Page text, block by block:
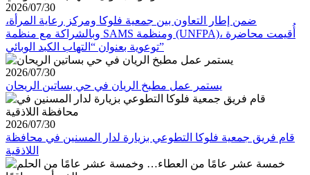
2026/07/30
ضمن إطار التعاون بين جمعية فلوكا ومركز رعاية المرأة،
وبالشراكة مع منظمة SAMS ومنظمة (UNFPA)، أُقيمت محاضرة
توعوية بعنوان “التهاب الكبد الوبائي”
2026/07/30
يستمر عمل مطبخ الريان في حي بساتين الريحان
2026/07/30
قام فريق جمعية فلوكا التطوعي بزيارة لدار المسنين في محافظة
اللاذقية